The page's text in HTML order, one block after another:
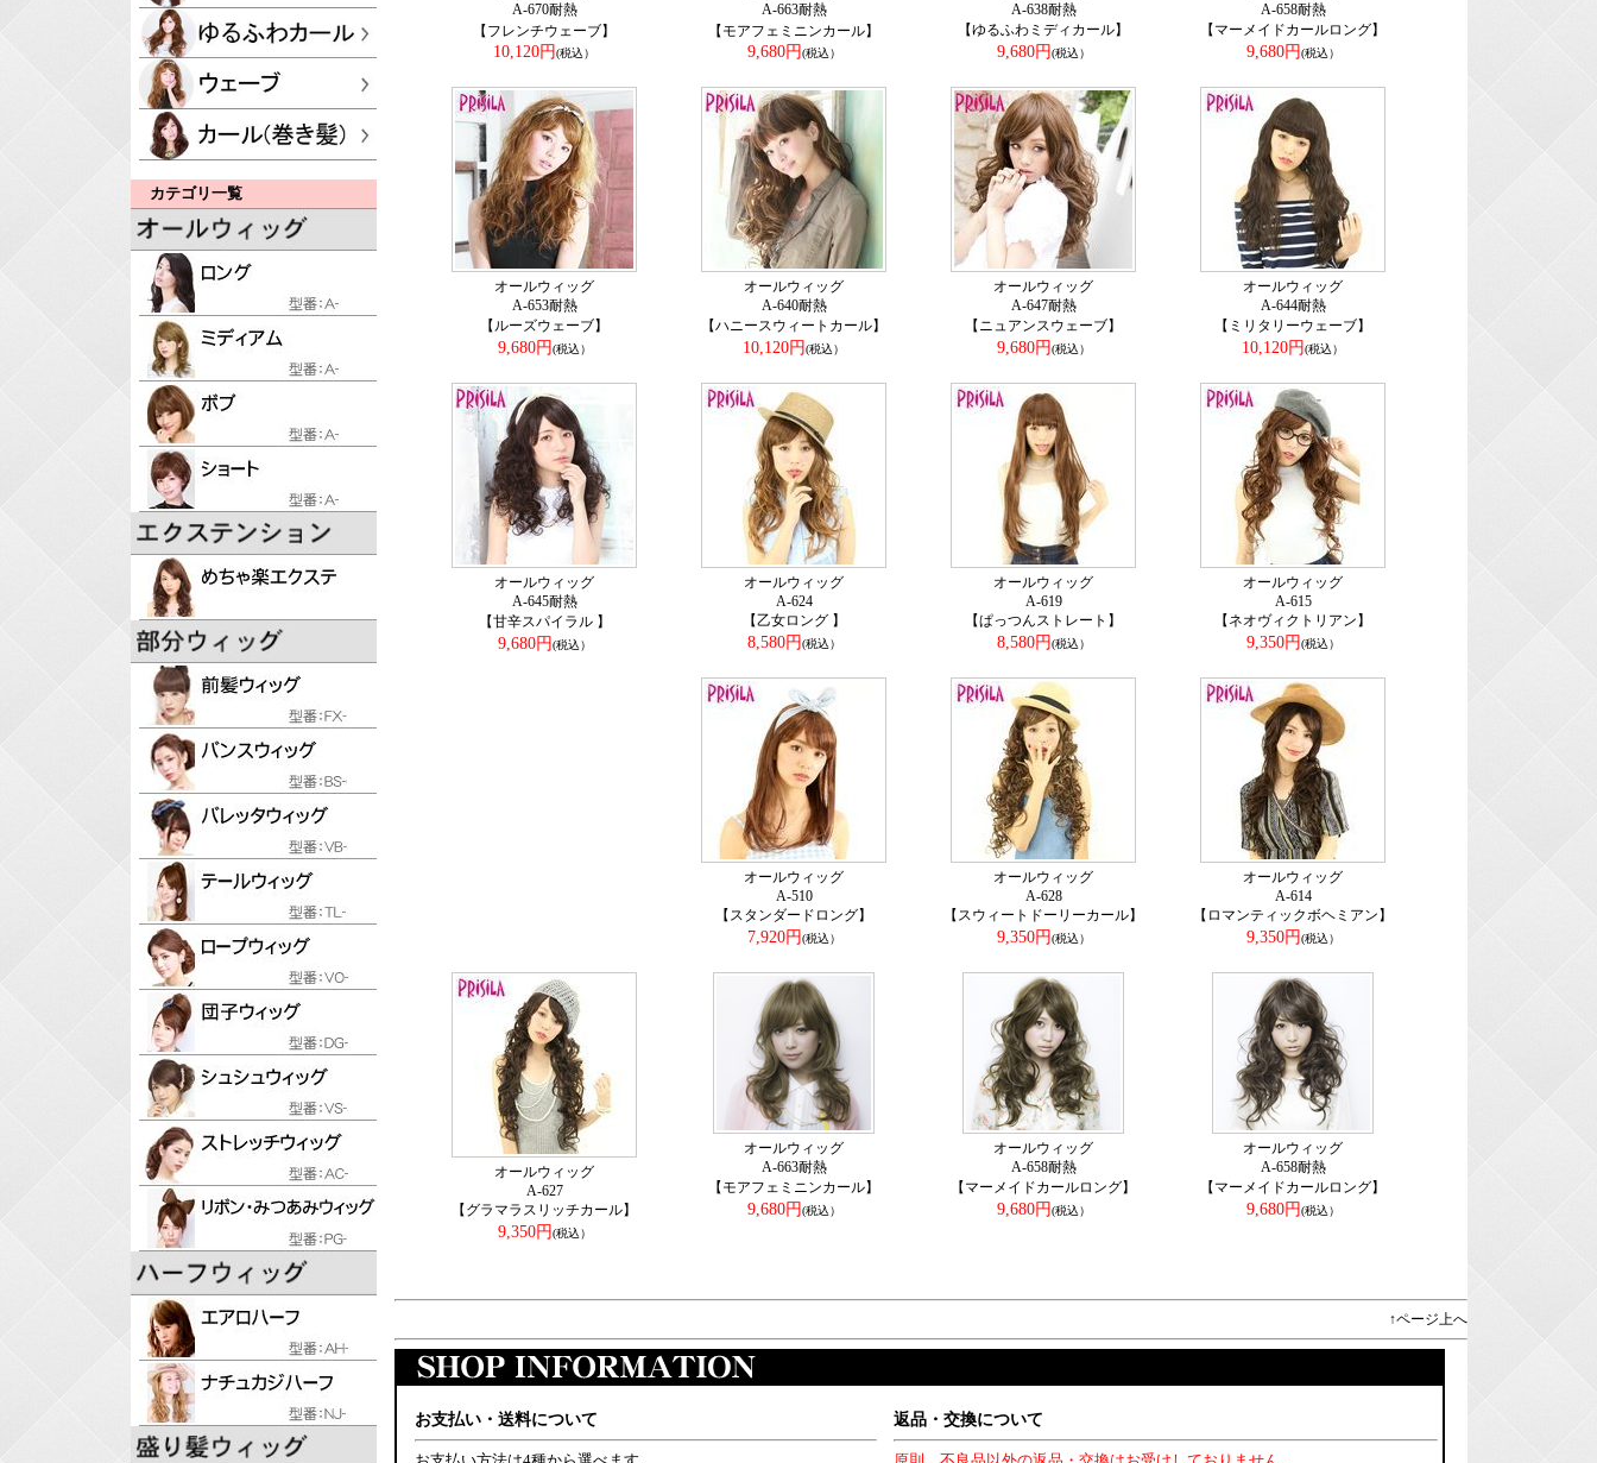
カテゴリ一覧
A-670耐熱
【フレンチウェーブ】
10,120円(税込）
A-663耐熱
【モアフェミニンカール】
9,680円(税込）
A-638耐熱
【ゆるふわミディカール】
9,680円(税込）
A-658耐熱
【マーメイドカールロング】
9,680円(税込）
オールウィッグ
A-653耐熱
【ルーズウェーブ】
9,680円(税込）
オールウィッグ
A-640耐熱
【ハニースウィートカール】
10,120円(税込）
オールウィッグ
A-647耐熱
【ニュアンスウェーブ】
9,680円(税込）
オールウィッグ
A-644耐熱
【ミリタリーウェーブ】
10,120円(税込）
オールウィッグ
A-645耐熱
【甘辛スパイラル 】
9,680円(税込）
オールウィッグ
A-624
【乙女ロング 】
8,580円(税込）
オールウィッグ
A-619
【ぱっつんストレート】
8,580円(税込）
オールウィッグ
A-615
【ネオヴィクトリアン】
9,350円(税込）
オールウィッグ
A-510
【スタンダードロング】
7,920円(税込）
オールウィッグ
A-628
【スウィートドーリーカール】
9,350円(税込）
オールウィッグ
A-614
【ロマンティックボヘミアン】
9,350円(税込）
オールウィッグ
A-627
【グラマラスリッチカール】
9,350円(税込）
オールウィッグ
A-663耐熱
【モアフェミニンカール】
9,680円(税込）
オールウィッグ
A-658耐熱
【マーメイドカールロング】
9,680円(税込）
オールウィッグ
A-658耐熱
【マーメイドカールロング】
9,680円(税込）
↑ページ上へ
お支払い・送料について 返品・交換について